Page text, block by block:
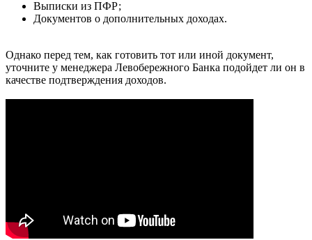
Выписки из ПФР;
Документов о дополнительных доходах.
Однако перед тем, как готовить тот или иной документ,
уточните у менеджера Левобережного Банка подойдет ли он в
качестве подтверждения доходов.